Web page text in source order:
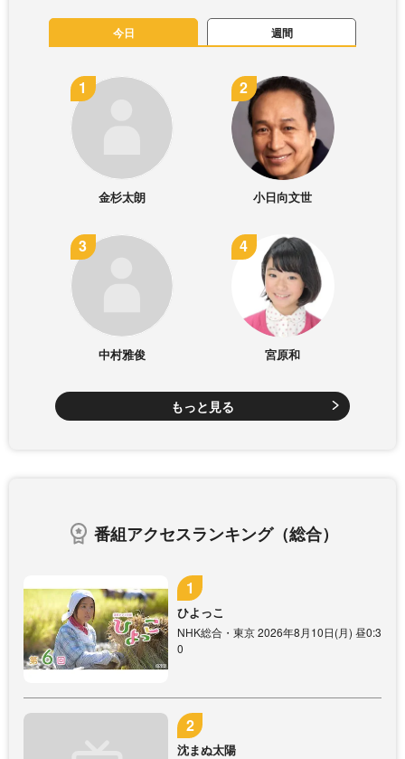
今日 週間
金杉太朗 小日向文世
中村雅俊 宮原和
もっと見る
番組アクセスランキング（総合）
ひよっこ
NHK総合・東京 2026年8月10日(月) 昼0:3
0
沈まぬ太陽